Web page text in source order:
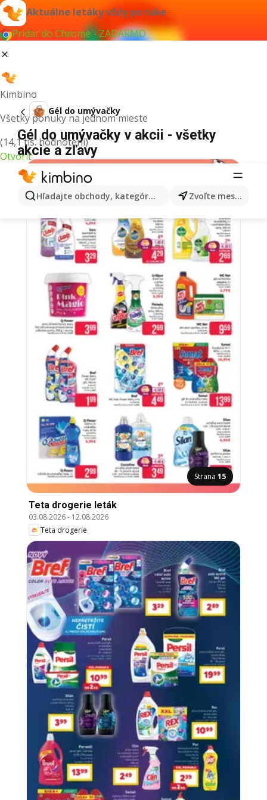
Aktuálne letáky vždy po ruke
Pridať do Chrome - ZADARMO
Kimbino
Všetky ponuky na jednom mieste
(14,1 tis. hodnotení)
Otvoriť
Hľadajte obchody, kategórie, produkty... Zvoľte mesto
Gél do umývačky
Gél do umývačky v akcii - všetky
akcie a zľavy
Strana 15
Teta drogerie leták
03.08.2026- 12.08.2026
Teta drogerie